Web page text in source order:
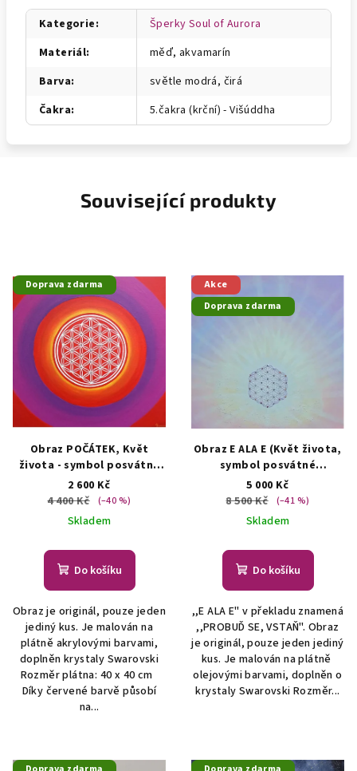
Kategorie:
Šperky Soul of Aurora
Materiál:
měď, akvamarín
Barva:
světle modrá, čirá
Čakra: 5.čakra (krční) - Višúddha
Související produkty
Doprava zdarma
Obraz POČÁTEK, Květ
života - symbol posvátné
geometrieAUTORSKÁ
MALBA
2 600 Kč
4 400 Kč
(–40 %)
Skladem
Do košíku
Obraz je originál, pouze jeden
jediný kus. Je malován na
plátně akrylovými barvami,
doplněn krystaly Swarovski
Rozměr plátna: 40 x 40 cm
Díky červené barvě působí
na...
Akce
Doprava zdarma
Obraz E ALA E (Květ života,
symbol posvátné
geometrie)Obraz Květ
života - symbol posvátné
geometrie
5 000 Kč
8 500 Kč
(–41 %)
Skladem
Do košíku
,,E ALA E" v překladu znamená
,,PROBUĎ SE, VSTAŇ". Obraz
je originál, pouze jeden jediný
kus. Je malován na plátně
olejovými barvami, doplněn o
krystaly Swarovski Rozměr...